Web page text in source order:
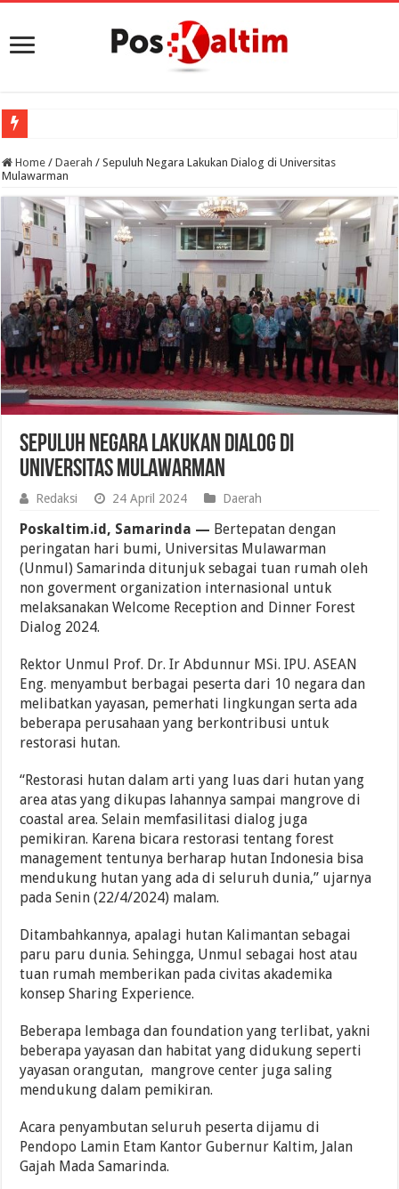
Home / Daerah / Sepuluh Negara Lakukan Dialog di Universitas
Mulawarman
Sepuluh Negara Lakukan Dialog di
Universitas Mulawarman
Redaksi 24 April 2024 Daerah
Poskaltim.id, Samarinda — Bertepatan dengan
peringatan hari bumi, Universitas Mulawarman
(Unmul) Samarinda ditunjuk sebagai tuan rumah oleh
non goverment organization internasional untuk
melaksanakan Welcome Reception and Dinner Forest
Dialog 2024.
Rektor Unmul Prof. Dr. Ir Abdunnur MSi. IPU. ASEAN
Eng. menyambut berbagai peserta dari 10 negara dan
melibatkan yayasan, pemerhati lingkungan serta ada
beberapa perusahaan yang berkontribusi untuk
restorasi hutan.
“Restorasi hutan dalam arti yang luas dari hutan yang
area atas yang dikupas lahannya sampai mangrove di
coastal area. Selain memfasilitasi dialog juga
pemikiran. Karena bicara restorasi tentang forest
management tentunya berharap hutan Indonesia bisa
mendukung hutan yang ada di seluruh dunia,” ujarnya
pada Senin (22/4/2024) malam.
Ditambahkannya, apalagi hutan Kalimantan sebagai
paru paru dunia. Sehingga, Unmul sebagai host atau
tuan rumah memberikan pada civitas akademika
konsep Sharing Experience.
Beberapa lembaga dan foundation yang terlibat, yakni
beberapa yayasan dan habitat yang didukung seperti
yayasan orangutan, mangrove center juga saling
mendukung dalam pemikiran.
Acara penyambutan seluruh peserta dijamu di
Pendopo Lamin Etam Kantor Gubernur Kaltim, Jalan
Gajah Mada Samarinda.